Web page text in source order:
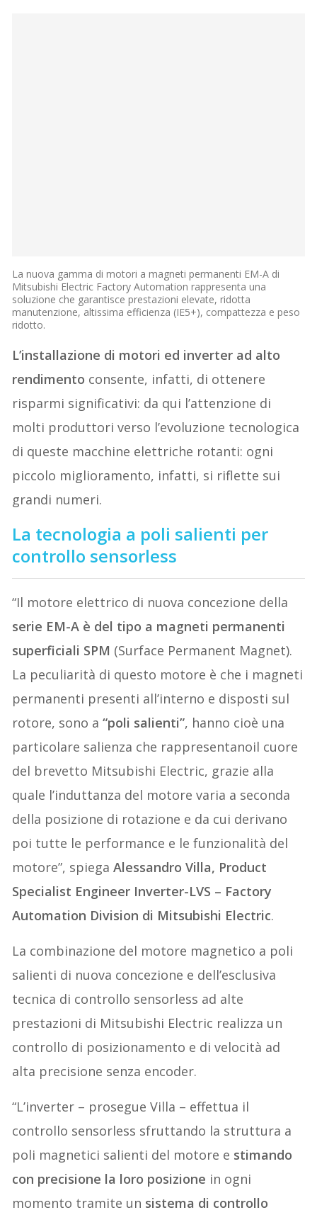
La nuova gamma di motori a magneti permanenti EM-A di
Mitsubishi Electric Factory Automation rappresenta una
soluzione che garantisce prestazioni elevate, ridotta
manutenzione, altissima efficienza (IE5+), compattezza e peso
ridotto.
L’installazione di motori ed inverter ad alto
rendimento consente, infatti, di ottenere
risparmi significativi: da qui l’attenzione di
molti produttori verso l’evoluzione tecnologica
di queste macchine elettriche rotanti: ogni
piccolo miglioramento, infatti, si riflette sui
grandi numeri.
La tecnologia a poli salienti per
controllo sensorless
“Il motore elettrico di nuova concezione della
serie EM-A è del tipo a magneti permanenti
superficiali SPM (Surface Permanent Magnet).
La peculiarità di questo motore è che i magneti
permanenti presenti all’interno e disposti sul
rotore, sono a“poli salienti”, hanno cioè una
particolare salienza che rappresentanoil cuore
del brevetto Mitsubishi Electric, grazie alla
quale l’induttanza del motore varia a seconda
della posizione di rotazione e da cui derivano
poi tutte le performance e le funzionalità del
motore”, spiegaAlessandro Villa, Product
Specialist Engineer Inverter-LVS – Factory
Automation Division di Mitsubishi Electric.
La combinazione del motore magnetico a poli
salienti di nuova concezione e dell’esclusiva
tecnica di controllo sensorless ad alte
prestazioni di Mitsubishi Electric realizza un
controllo di posizionamento e di velocità ad
alta precisione senza encoder.
“L’inverter – prosegue Villa – effettua il
controllo sensorless sfruttando la struttura a
poli magnetici salienti del motore e stimando
con precisione la loro posizione in ogni
momento tramite un sistema di controllo